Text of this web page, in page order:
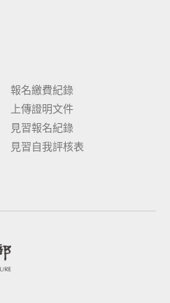
報名繳費紀錄
上傳證明文件
見習報名紀錄
見習自我評核表